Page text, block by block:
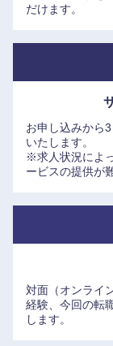
だけます。
お申し込みから
いたします。
※求人状況によ
ービスの提供が
対面（オンライ
経験、今回の転
します。
奈良県